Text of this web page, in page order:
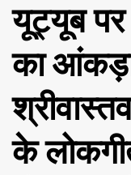
यूट्यूब पर
का आंकड़ा
के